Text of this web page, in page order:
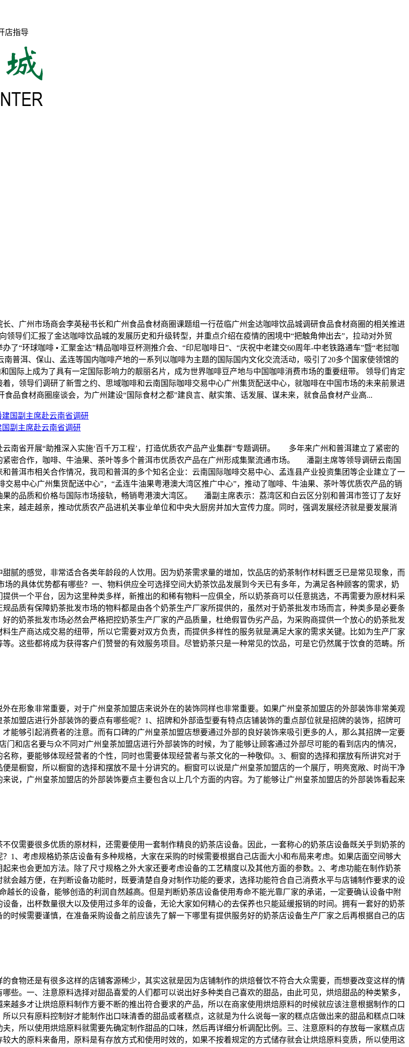
店指导
、广州市场商会李英秘书长和广州食品食材商圈课题组一行莅临广州金达咖啡饮品城调研食品食材商圈的相关推进
导们汇报了金达咖啡饮品城的发展历史和升级转型，并重点介绍在疫情的困境中“把触角伸出去”，拉动对外贸
“环球咖啡 • 汇聚金达”精品咖啡豆杯测推介会、“印尼咖啡日”、“庆祝中老建交60周年-中老铁路通车”暨“老挝咖
普洱、保山、孟连等国内咖啡产地的一系列以咖啡为主题的国际国内文化交流活动，吸引了20多个国家使领馆的
国际上成为了具有一定国际影响力的靓丽名片，成为世界咖啡豆产地与中国咖啡消费市场的重要纽带。 领导们肯定
，领导们调研了新雪之约、思域咖啡和云南国际咖啡交易中心广州集货配送中心，就咖啡在中国市场的未来前景进
品食材商圈座谈会，为广州建设“国际食材之都”建良言、献实策、话发展、谋未来，就食品食材产业高...
副主席赴云南省调研
南省开展“助推深入实施‘百千万工程’，打造优质农产品产业集群”专题调研。 多年来广州和普洱建立了紧密的
密合作，咖啡、牛油果、茶叶等多个普洱市优质农产品在广州形成集聚流通市场。 潘副主席等领导调研云南国
普洱市相关合作情况，我司和普洱的多个知名企业：云南国际咖啡交易中心、孟连县产业投资集团等企业建立了一
易中心广州集货配送中心”，“孟连牛油果粤港澳大湾区推广中心”，推动了咖啡、牛油果、茶叶等优质农产品的销
的品质和价格与国际市场接轨，畅销粤港澳大湾区。 潘副主席表示：荔湾区和白云区分别和普洱市签订了友好
，越走越亲，推动优质农产品进机关事业单位和中央大厨房并加大宣传力度。同时，强调发展经济就是要发展消
腻的感觉，非常适合各类年龄段的人饮用。因为奶茶需求量的增加，饮品店的奶茶制作材料匮乏已是常见现象，而
的具体优势都有哪些？一、物料供应全可选择空间大奶茶饮品发展到今天已有多年，为满足各种顾客的需求，奶
供一个平台，因为这里种类多样，新推出的和稀有物料一应俱全，所以奶茶商可以任意挑选，不再需要为原材料采
品质有保障奶茶批发市场的物料都是由各个奶茶生产厂家所提供的，虽然对于奶茶批发市场而言，种类多是必要条
的奶茶批发市场必然会严格把控奶茶生产厂家的产品质量，杜绝假冒伪劣产品，为采购商提供一个放心的奶茶批发
生产商达成交易的纽带，所以它需要对双方负责，而提供多样性的服务就是满足大家的需求关键。比如为生产厂家
。这些都将成为获得客户们赞誉的有效服务项目。尽管奶茶只是一种常见的饮品，可是它仍然属于饮食的范畴。所
在形象非常重要，对于广州皇茶加盟店来说外在的装饰同样也非常重要。如果广州皇茶加盟店的外部装饰非常美观
加盟店进行外部装饰的要点有哪些呢？1、招牌和外部造型要有特点店铺装饰的重点部位就是招牌的装饰，招牌可
能够引起消费者的注意。而有口碑的广州皇茶加盟店想要通过外部的良好装饰来吸引更多的人，那么其招牌一定要
和店名要与众不同对广州皇茶加盟店进行外部装饰的时候，为了能够让顾客通过外部尽可能的看到店内的情况，
称，要能够体现经营者的个性，同时也需要体现经营者与茶文化的一种敬仰。3、橱窗的选择和摆放有所讲究对于
是橱窗，所以橱窗的选择和摆放不是十分讲究的。橱窗可以说是广州皇茶加盟店的一个展厅，明亮宽敞、时尚干净
说，广州皇茶加盟店的外部装饰要点主要包含以上几个方面的内容。为了能够让广州皇茶加盟店的外部装饰看起来
仅需要很多优质的原材料，还需要使用一套制作精良的奶茶店设备。因此，一套称心的奶茶店设备既关乎到奶茶的
1、考虑规格奶茶店设备有多种规格，大家在采购的时候需要根据自己店面大小和布局来考虑。如果店面空间够大
来也会更加方法。除了尺寸规格之外大家还要考虑设备的工艺精度以及其他方面的参数。2、考虑功能在制作奶茶
会越方便，在判断设备功能时，既要清楚自身对制作功能的要求，选择功能符合自己消费水平与店铺制作要求的设
长的设备，能够创造的利润自然越高。但是判断奶茶店设备使用寿命不能光靠厂家的承诺，一定要确认设备中附
备，出杯数量很大以及使用过多年的设备，无论大家如何精心的去保养也只能延缓报销的时间。拥有一套好的奶茶
时候需要谨慎，在准备采购设备之前应该先了解一下哪里有提供服务好的奶茶店设备生产厂家之后再根据自己的店
食物还是有很多这样的店铺客源稀少，其实这就是因为店铺制作的烘焙餐饮不符合大众需要，而想要改变这样的情
些。一、注意原料选择对甜品喜爱的人们都可以说出好多种类自己喜欢的甜品，由此可见，烘焙甜品的种类繁多，
越多才让烘焙原料制作方要不断的推出符合要求的产品，所以在商家使用烘焙原料的时候就应该注意根据制作的口
以只有原料控制好才能制作出口味清香的甜品或者糕点，这就是为什么说每一家的糕点店做出来的甜品和糕点口味
，所以使用烘焙原料就需要先确定制作甜品的口味，然后再详细分析调配比例。三、注意原料的存放每一家糕点店
大的原料来备用，原料是有存放方式和使用时效的，如果不按着规定的方式储存就会让烘焙原料变质，所以使用这